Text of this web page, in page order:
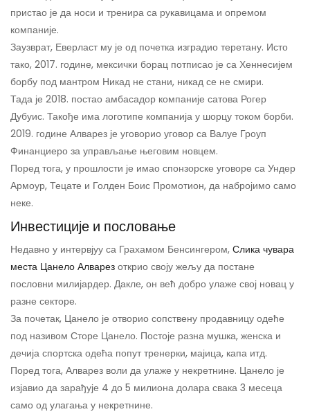
пристао је да носи и тренира са рукавицама и опремом
компаније.
Заузврат, Еверласт му је од почетка изградио теретану. Исто
тако, 2017. године, мексички борац потписао је са Хеннесијем
борбу под мантром Никад не стани, никад се не смири.
Тада је 2018. постао амбасадор компаније сатова Рогер
Дубуис. Такође има логотипе компанија у шорцу током борби.
2019. године Алварез је уговорио уговор са Валуе Гроуп
Финанциеро за управљање његовим новцем.
Поред тога, у прошлости је имао спонзорске уговоре са Ундер
Армоур, Тецате и Голден Боис Промотион, да набројимо само
неке.
Инвестиције и пословање
Недавно у интервјуу са Грахамом Бенсингером, Слика чувара
места Цанело Алварез открио своју жељу да постане
пословни милијардер. Дакле, он већ добро улаже свој новац у
разне секторе.
За почетак, Цанело је отворио сопствену продавницу одеће
под називом Сторе Цанело. Постоје разна мушка, женска и
дечија спортска одећа попут тренерки, мајица, капа итд.
Поред тога, Алварез воли да улаже у некретнине. Цанело је
изјавио да зарађује 4 до 5 милиона долара свака 3 месеца
само од улагања у некретнине.